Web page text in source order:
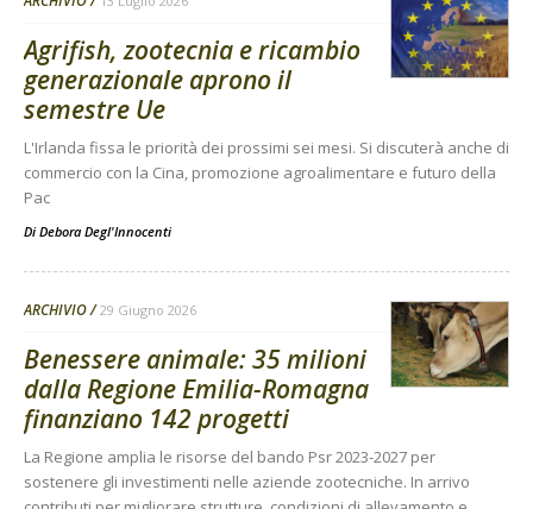
Agrifish, zootecnia e ricambio
generazionale aprono il
semestre Ue
L'Irlanda fissa le priorità dei prossimi sei mesi. Si discuterà anche di
commercio con la Cina, promozione agroalimentare e futuro della
Pac
Di Debora Degl'Innocenti
ARCHIVIO 29 Giugno 2026
Benessere animale: 35 milioni
dalla Regione Emilia-Romagna
finanziano 142 progetti
La Regione amplia le risorse del bando Psr 2023-2027 per
sostenere gli investimenti nelle aziende zootecniche. In arrivo